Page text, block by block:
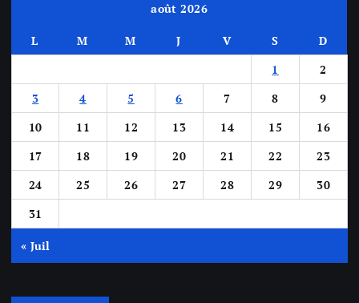
août 2026
L M M J V S
D
1
2
3
4 5 6 7 8
9
10
11 12 13 14 15
16
17
18 19 20 21 22
23
24
25 26 27 28 29
30
31
« Juil